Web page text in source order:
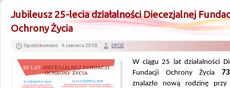
Jubileusz 25-lecia działalności Diecezjalnej
Ochrony Życia
Opublikowano 4 czerwca 2018 DFOZ
W ciągu 25 lat działalności
Fundacji Ochrony Życia
znalazło nową rodzinę przy